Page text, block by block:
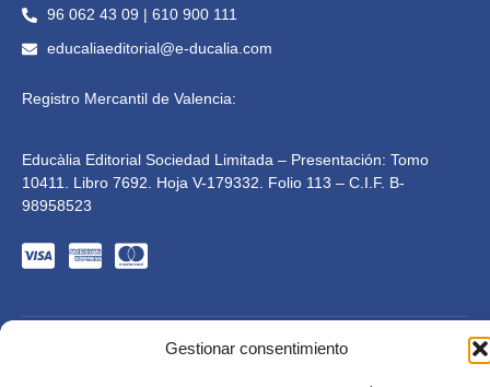
Gestionar consentimiento
96 062 43 09 | 610 900 111
educaliaeditorial@e-ducalia.com
Registro Mercantil de Valencia:
Educàlia Editorial Sociedad Limitada – Presentación: Tomo
10411. Libro 7692. Hoja V-179332. Folio 113 – C.I.F. B-
98958523